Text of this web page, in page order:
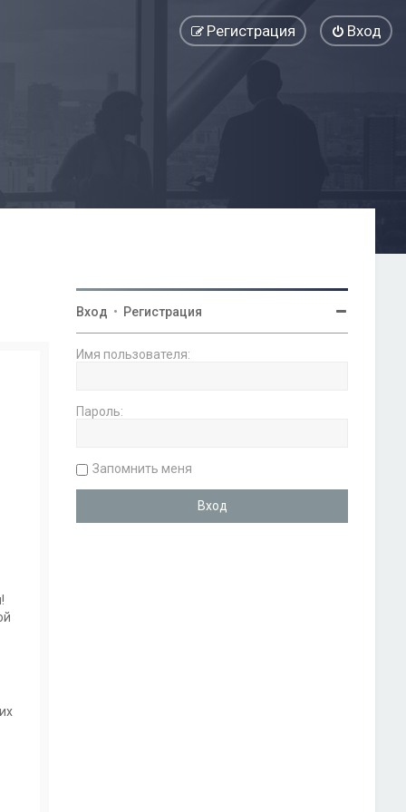
Вход
Регистрация
Вход • Регистрация
Имя пользователя:
Пароль:
Запомнить меня